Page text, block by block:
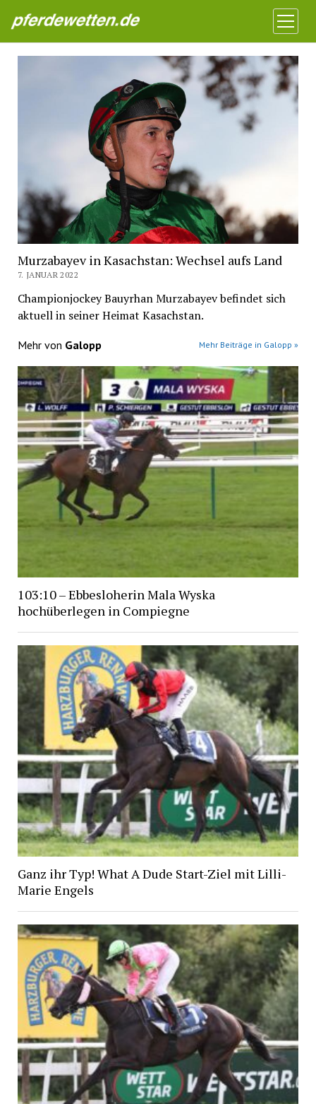
Pferdewetten News
Menü
öffnen
Murzabayev in Kasachstan: Wechsel aufs Land
7. JANUAR 2022
Championjockey Bauyrhan Murzabayev befindet sich
aktuell in seiner Heimat Kasachstan.
Mehr von Galopp Mehr Beiträge in Galopp »
103:10 – Ebbesloherin Mala Wyska
hochüberlegen in Compiegne
Ganz ihr Typ! What A Dude Start-Ziel mit Lilli-
Marie Engels